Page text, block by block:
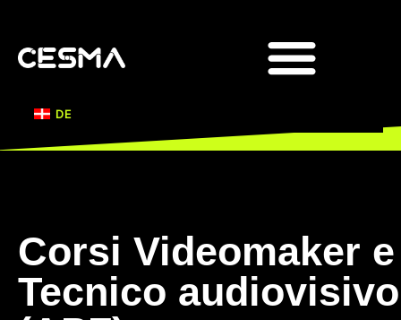
Corsi Videomaker e
Tecnico audiovisivo